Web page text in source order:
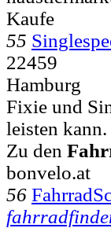
Kaufe
55
22459
Hamburg
Fixie und
leisten
Zu den
bonvelo.at
56